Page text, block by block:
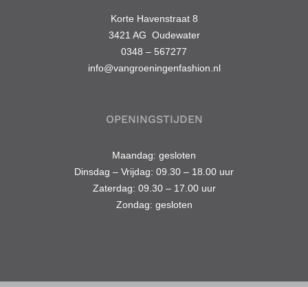
Korte Havenstraat 8
3421 AG Oudewater
0348 – 567277
info@vangroeningenfashion.nl
OPENINGSTIJDEN
Maandag: gesloten
Dinsdag – Vrijdag: 09.30 – 18.00 uur
Zaterdag: 09.30 – 17.00 uur
Zondag: gesloten